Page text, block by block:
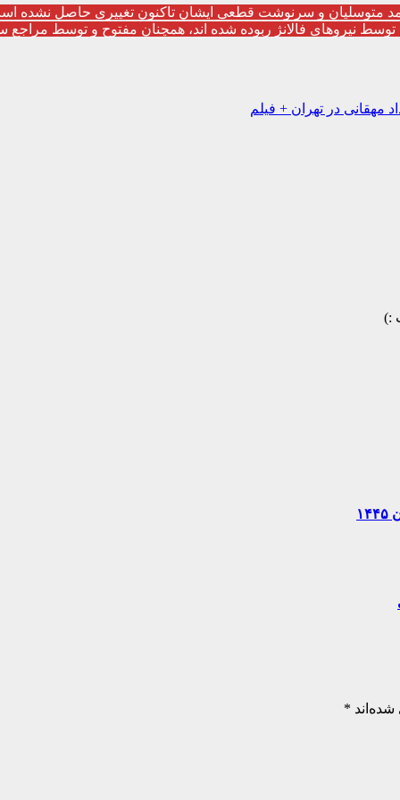
متوسلیان و سرنوشت قطعی ایشان تاکنون تغییری حاصل نشده
مهقانی در تهران + فیلم
:)️
*